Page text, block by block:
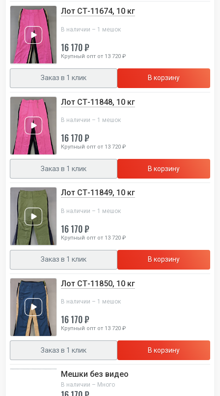
Лот СТ-11674, 10 кг
В наличии – 1 мешок
16 170 ₽
Крупный опт от 13 720 ₽
Заказ в 1 клик В корзину
Лот СТ-11848, 10 кг
В наличии – 1 мешок
16 170 ₽
Крупный опт от 13 720 ₽
Заказ в 1 клик В корзину
Лот СТ-11849, 10 кг
В наличии – 1 мешок
16 170 ₽
Крупный опт от 13 720 ₽
Заказ в 1 клик В корзину
Лот СТ-11850, 10 кг
В наличии – 1 мешок
16 170 ₽
Крупный опт от 13 720 ₽
Заказ в 1 клик В корзину
Мешки без видео
В наличии – Много